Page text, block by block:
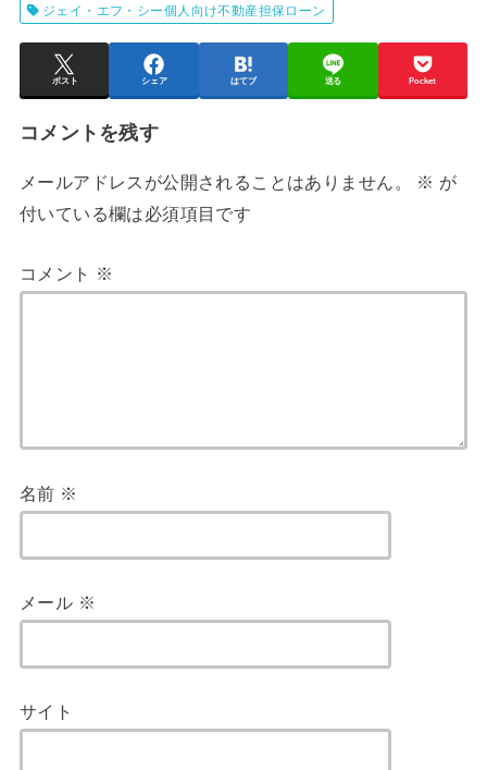
ジェイ・エフ・シー個人向け不動産担保ローン
ポスト シェア はてブ 送る Pocket
コメントを残す
メールアドレスが公開されることはありません。 ※ が
付いている欄は必須項目です
コメント ※
名前 ※
メール ※
サイト